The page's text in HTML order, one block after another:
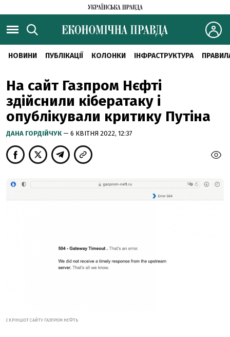
НОВИНИ ПУБЛІКАЦІЇ КОЛОНКИ ІНФРАСТРУКТУРА
На сайт Газпром Нєфті
здійснили кібератаку і
опублікували критику Путіна
ДАНА ГОРДІЙЧУК — 6 КВІТНЯ 2022, 12:37
СКРІНШОТ САЙТУ ГАЗПРОМ НЄФТЬ